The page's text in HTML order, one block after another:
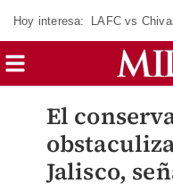
Hoy interesa: LAFC vs
El
Jalisco,